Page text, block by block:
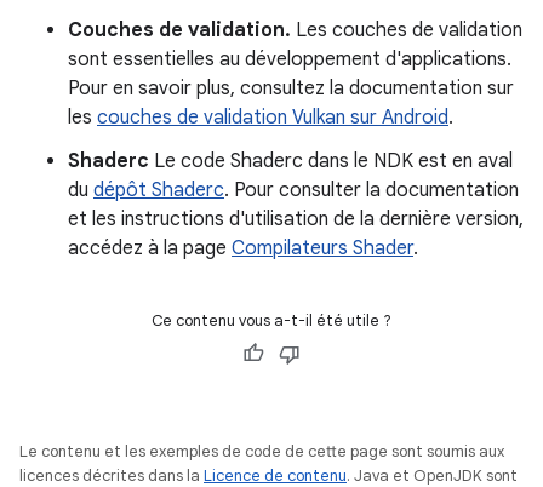
Couches de validation. Les couches de validation
sont essentielles au développement d'applications.
Pour en savoir plus, consultez la documentation sur
les couches de validation Vulkan sur Android.
Shaderc Le code Shaderc dans le NDK est en aval
du dépôt Shaderc. Pour consulter la documentation
et les instructions d'utilisation de la dernière version,
accédez à la page Compilateurs Shader.
Ce contenu vous a-t-il été utile ?
Le contenu et les exemples de code de cette page sont soumis aux
licences décrites dans la Licence de contenu. Java et OpenJDK sont